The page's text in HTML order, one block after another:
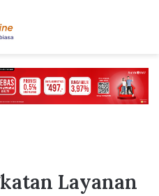
Layanan